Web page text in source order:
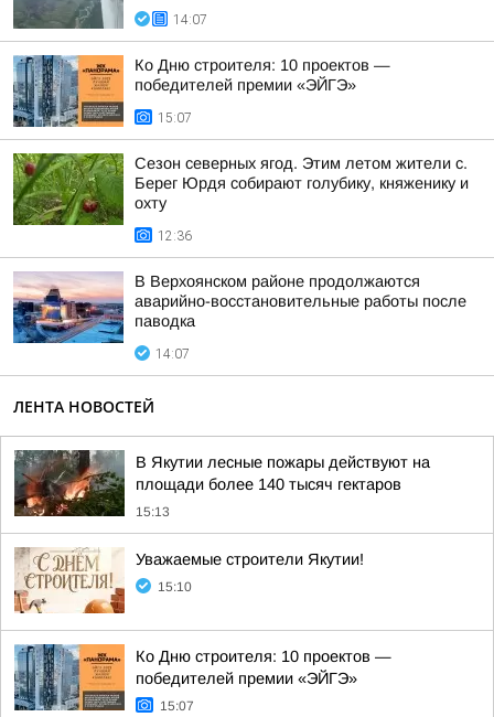
14:07
Ко Дню строителя: 10 проектов —
победителей премии «ЭЙГЭ»
15:07
Сезон северных ягод. Этим летом жители с.
Берег Юрдя собирают голубику, княженику и
охту
12:36
В Верхоянском районе продолжаются
аварийно-восстановительные работы после
паводка
14:07
ЛЕНТА НОВОСТЕЙ
В Якутии лесные пожары действуют на
площади более 140 тысяч гектаров
15:13
Уважаемые строители Якутии!
15:10
Ко Дню строителя: 10 проектов —
победителей премии «ЭЙГЭ»
15:07